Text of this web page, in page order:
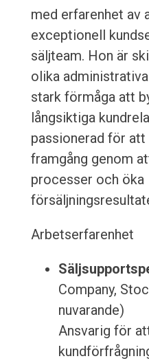
med erfarenhet av
exceptionell
säljteam. Hon är
olika
stark förmåga att
långsiktiga
passionerad för
framgång genom
processer och öka
Arbetserfarenhet
Company,
nuvarande)
Ansvarig för